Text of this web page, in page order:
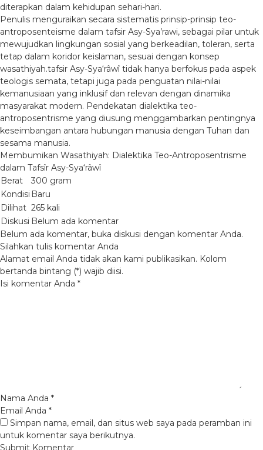
diterapkan dalam kehidupan sehari-hari.
Penulis menguraikan secara sistematis prinsip-prinsip teo-
antroposenteisme dalam tafsir Asy-Sya’rawi, sebagai pilar untuk
mewujudkan lingkungan sosial yang berkeadilan, toleran, serta
tetap dalam koridor keislaman, sesuai dengan konsep
wasathiyah.tafsir Asy-Sya‘râwî tidak hanya berfokus pada aspek
teologis semata, tetapi juga pada penguatan nilai-nilai
kemanusiaan yang inklusif dan relevan dengan dinamika
masyarakat modern. Pendekatan dialektika teo-
antroposentrisme yang diusung menggambarkan pentingnya
keseimbangan antara hubungan manusia dengan Tuhan dan
sesama manusia.
Membumikan Wasathiyah: Dialektika Teo-Antroposentrisme
dalam Tafsîr Asy-Sya‘râwî
Berat
300 gram
Kondisi Baru
Dilihat 265 kali
Diskusi Belum ada komentar
Belum ada komentar, buka diskusi dengan komentar Anda.
Silahkan tulis komentar Anda
Alamat email Anda tidak akan kami publikasikan. Kolom
bertanda bintang (*) wajib diisi.
Isi komentar Anda *
Nama Anda *
Email Anda *
Simpan nama, email, dan situs web saya pada peramban ini
untuk komentar saya berikutnya.